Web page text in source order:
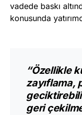
vadede baskı
konusunda
“Özellikle
zayıflama,
geri